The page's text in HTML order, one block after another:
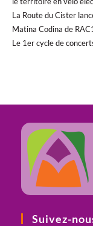
La Route du Cister
Matina Codina de
Le 1er cycle de
Suivez-